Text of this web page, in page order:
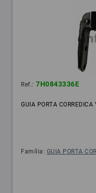
Ref.: 7H0843336E
GUIA PORTA
Família: GUIA PORTA